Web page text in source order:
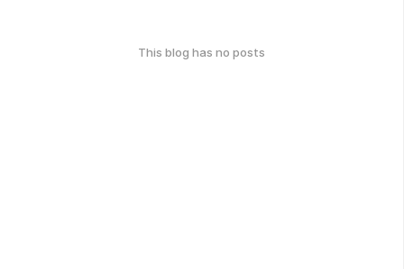
This blog has no posts